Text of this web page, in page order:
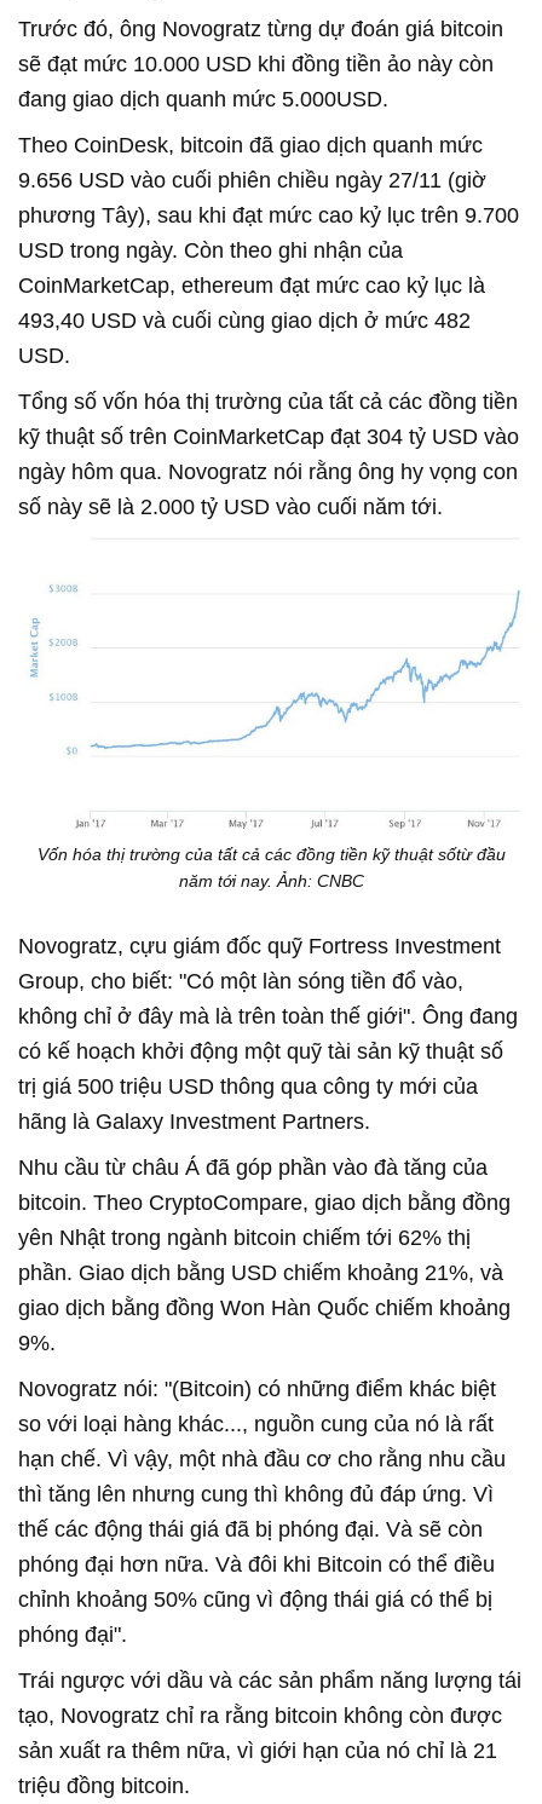
Trước đó, ông Novogratz từng dự đoán giá bitcoin
sẽ đạt mức 10.000 USD khi đồng tiền ảo này còn
đang giao dịch quanh mức 5.000USD.
Theo CoinDesk, bitcoin đã giao dịch quanh mức
9.656 USD vào cuối phiên chiều ngày 27/11 (giờ
phương Tây), sau khi đạt mức cao kỷ lục trên 9.700
USD trong ngày. Còn theo ghi nhận của
CoinMarketCap, ethereum đạt mức cao kỷ lục là
493,40 USD và cuối cùng giao dịch ở mức 482
USD.
Tổng số vốn hóa thị trường của tất cả các đồng tiền
kỹ thuật số trên CoinMarketCap đạt 304 tỷ USD vào
ngày hôm qua. Novogratz nói rằng ông hy vọng con
số này sẽ là 2.000 tỷ USD vào cuối năm tới.
Vốn hóa thị trường của tất cả các đồng tiền kỹ thuật sốtừ đầu
năm tới nay. Ảnh: CNBC
Novogratz, cựu giám đốc quỹ Fortress Investment
Group, cho biết: "Có một làn sóng tiền đổ vào,
không chỉ ở đây mà là trên toàn thế giới". Ông đang
có kế hoạch khởi động một quỹ tài sản kỹ thuật số
trị giá 500 triệu USD thông qua công ty mới của
hãng là Galaxy Investment Partners.
Nhu cầu từ châu Á đã góp phần vào đà tăng của
bitcoin. Theo CryptoCompare, giao dịch bằng đồng
yên Nhật trong ngành bitcoin chiếm tới 62% thị
phần. Giao dịch bằng USD chiếm khoảng 21%, và
giao dịch bằng đồng Won Hàn Quốc chiếm khoảng
9%.
Novogratz nói: "(Bitcoin) có những điểm khác biệt
so với loại hàng khác..., nguồn cung của nó là rất
hạn chế. Vì vậy, một nhà đầu cơ cho rằng nhu cầu
thì tăng lên nhưng cung thì không đủ đáp ứng. Vì
thế các động thái giá đã bị phóng đại. Và sẽ còn
phóng đại hơn nữa. Và đôi khi Bitcoin có thể điều
chỉnh khoảng 50% cũng vì động thái giá có thể bị
phóng đại".
Trái ngược với dầu và các sản phẩm năng lượng tái
tạo, Novogratz chỉ ra rằng bitcoin không còn được
sản xuất ra thêm nữa, vì giới hạn của nó chỉ là 21
triệu đồng bitcoin.